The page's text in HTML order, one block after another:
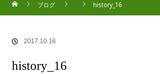
ブログ
history_16
2017.10.16
history_16